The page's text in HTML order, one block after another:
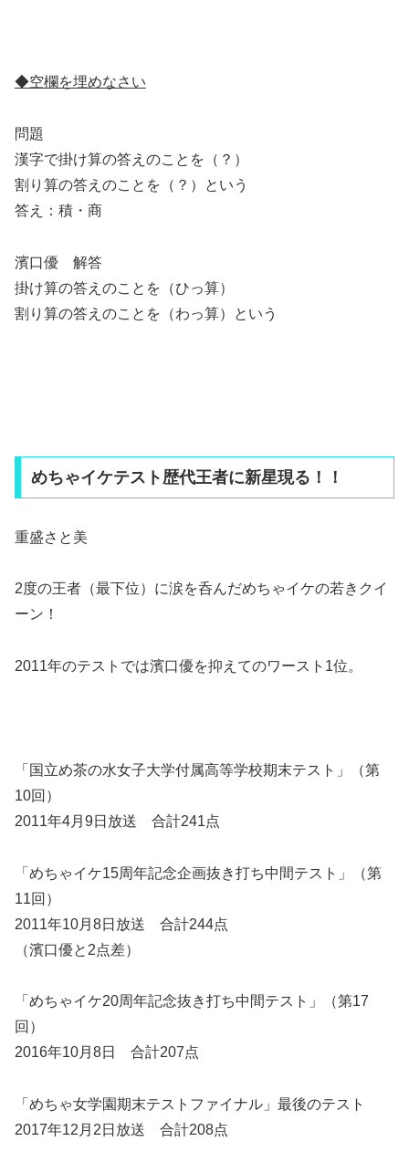
◆空欄を埋めなさい
問題
漢字で掛け算の答えのことを（？）
割り算の答えのことを（？）という
答え：積・商
濱口優 解答
掛け算の答えのことを（ひっ算）
割り算の答えのことを（わっ算）という
めちゃイケテスト歴代王者に新星現る！！
重盛さと美
2度の王者（最下位）に涙を呑んだめちゃイケの若きクイ
ーン！
2011年のテストでは濱口優を抑えてのワースト1位。
「国立め茶の水女子大学付属高等学校期末テスト」
（第
10回）
2011年4月9日放送 合計241点
「 めちゃイケ15周年記念企画抜き打ち中間テスト」
（第
11回）
2011年10月8日放送 合計244点
（濱口優と2点差）
「めちゃイケ20周年記念抜き打ち中間テスト」
（第17
回）
2016年10月8日 合計207点
「めちゃ女学園期末テストファイナル」最後のテスト
2017年12月2日放送 合計208点